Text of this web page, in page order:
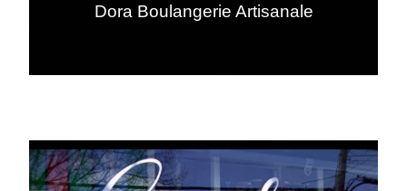
Dora Boulangerie Artisanale